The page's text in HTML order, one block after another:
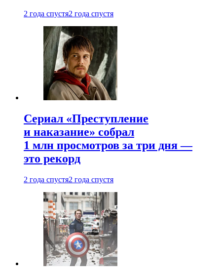
2 года спустя2 года спустя
Сериал «Преступление
и наказание» собрал
1 млн просмотров за три дня —
это рекорд
2 года спустя2 года спустя